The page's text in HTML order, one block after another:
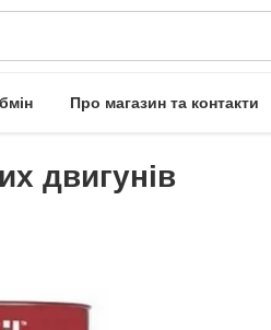
Про магазин та контакти
двигунів